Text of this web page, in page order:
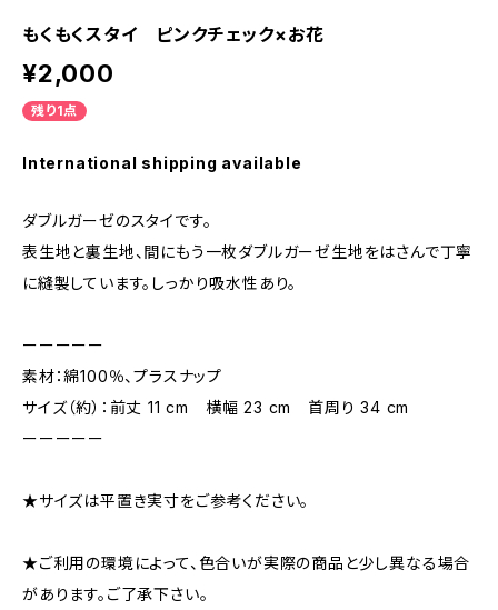
もくもくスタイ ピンクチェック×お花
¥2,000
残り1点
International shipping available
ダブルガーゼのスタイです。
表生地と裏生地、間にもう一枚ダブルガーゼ生地をはさんで丁寧
に縫製しています。しっかり吸水性あり。
ーーーーー
素材：綿100％、プラスナップ
サイズ（約）：前丈 11 cm 横幅 23 cm 首周り 34 cm
ーーーーー
★サイズは平置き実寸をご参考ください。
★ご利用の環境によって、色合いが実際の商品と少し異なる場合
があります。ご了承下さい。